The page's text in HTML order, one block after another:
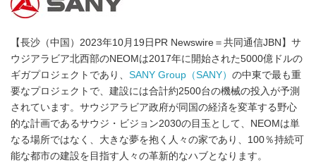
【長沙（中国）2023年10月19日PR Newswire＝共同通信JBN】サ
ウジアラビア北西部のNEOMは2017年に開始された5000億ドルの
ギガプロジェクトであり、 SANY Group（SANY） の中東で最も重
要なプロジェクトで、建設には合計約2500台の機械の投入が予測
されています。サウジアラビア政府が同国の経済を変革する野心
的な計画であるサウジ・ビジョン2030の目玉として、NEOMは単
なる場所ではなく、大きな夢を抱く人々の家であり、100％持続可
能な都市の建設を目指す人々の革新的なハブとなります。